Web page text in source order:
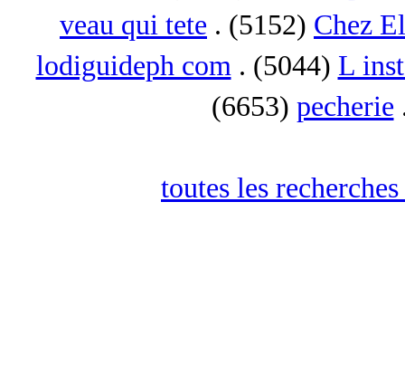
veau qui tete . (5152) Chez
lodiguideph com. (5044) L
(6653) pecherie
toutes les